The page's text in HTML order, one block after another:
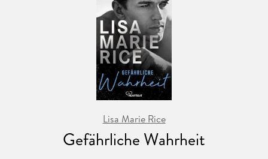
Lisa Marie Rice
Gefährliche Wahrheit